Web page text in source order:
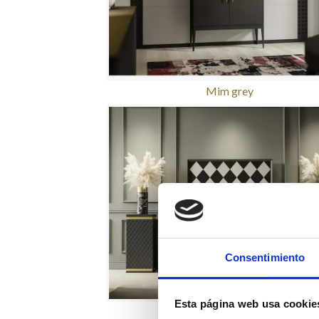
Consentimiento
Esta página web usa
Mim grey
Mirage